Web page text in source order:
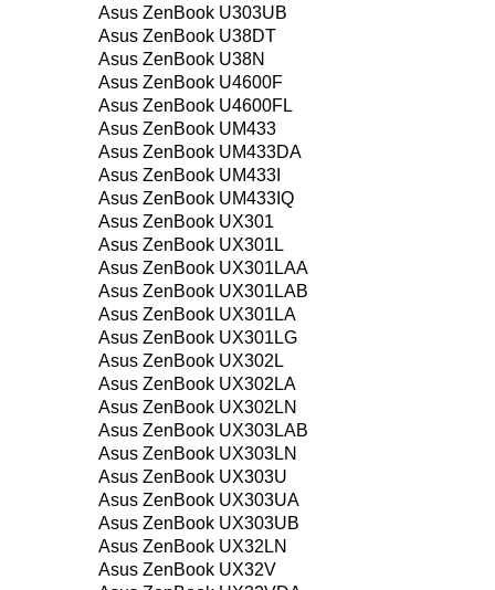
Asus ZenBook U303UB
Asus ZenBook U38DT
Asus ZenBook U38N
Asus ZenBook U4600F
Asus ZenBook U4600FL
Asus ZenBook UM433
Asus ZenBook UM433DA
Asus ZenBook UM433I
Asus ZenBook UM433IQ
Asus ZenBook UX301
Asus ZenBook UX301L
Asus ZenBook UX301LAA
Asus ZenBook UX301LAB
Asus ZenBook UX301LA
Asus ZenBook UX301LG
Asus ZenBook UX302L
Asus ZenBook UX302LA
Asus ZenBook UX302LN
Asus ZenBook UX303LAB
Asus ZenBook UX303LN
Asus ZenBook UX303U
Asus ZenBook UX303UA
Asus ZenBook UX303UB
Asus ZenBook UX32LN
Asus ZenBook UX32V